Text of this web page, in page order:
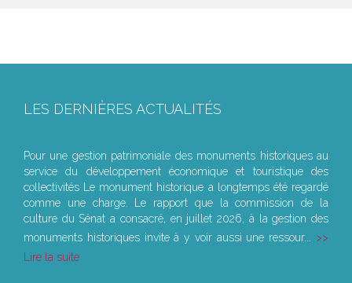
LES DERNIÈRES ACTUALITÉS
Pour une gestion patrimoniale des monuments historiques au
service du développement économique et touristique des
collectivités Le monument historique a longtemps été regardé
comme une charge. Le rapport que la commission de la
culture du Sénat a consacré, en juillet 2026, à la gestion des
monuments historiques invite à y voir aussi une ressour...
Lire la suite